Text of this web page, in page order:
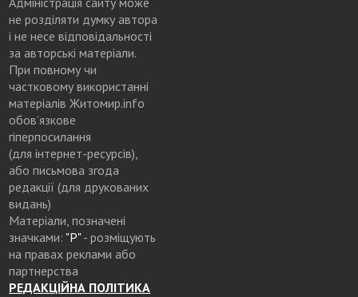
не розділяти думку автора
і не несе відповідальності
за авторські матеріали.
При повному чи
частковому використанні
матеріалів Житомир.info
обов’язкове
гіперпосилання
(для інтернет-ресурсів),
або письмова згода
редакції (для друкованих
видань)
Матеріали, позначені
значками: "Р"- розміщують
на правах реклами або
партнерства
РЕДАКЦІЙНА ПОЛІТИКА